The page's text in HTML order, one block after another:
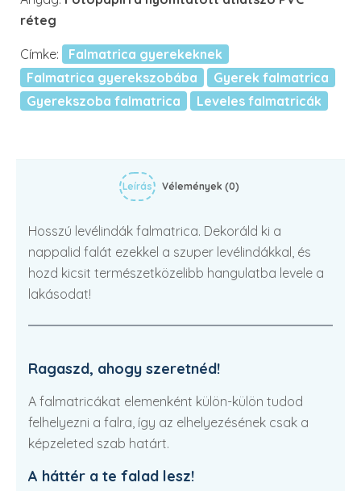
réteg
Címke:
Falmatrica gyerekeknek
Falmatrica gyerekszobába
Gyerek falmatrica
Gyerekszoba falmatrica
Leveles falmatricák
Leírás Vélemények (0)
Hosszú levélindák falmatrica. Dekoráld ki a
nappalid falát ezekkel a szuper levélindákkal, és
hozd kicsit természetközelibb hangulatba levele a
lakásodat!
Ragaszd, ahogy szeretnéd!
A falmatricákat elemenként külön-külön tudod
felhelyezni a falra, így az elhelyezésének csak a
képzeleted szab határt.
A háttér a te falad lesz!